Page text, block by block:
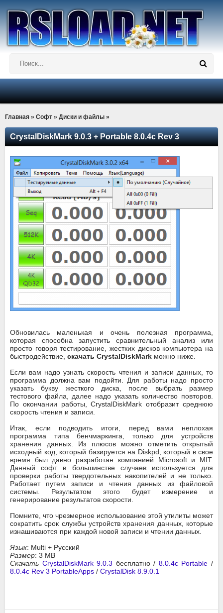
Главная » Софт » Диски и файлы »
CrystalDiskMark 9.0.3 + Portable 8.0.4c Rev 3
Обновилась маленькая и очень полезная программа,
которая способна запустить сравнительный анализ или
просто говоря тестирование, жестких дисков компьютера на
быстродействие, скачать CrystalDiskMark можно ниже.
Если вам надо узнать скорость чтения и записи данных, то
программа должна вам подойти. Для работы надо просто
указать букву жесткого диска, после выбрать размер
тестового файла, далее надо указать количество повторов.
По окончании работы, CrystalDiskMark отобразит среднюю
скорость чтения и записи.
Итак, если подводить итоги, перед вами неплохая
программа типа бенчмаркинга, только для устройств
хранения данных. Из плюсов можно отметить открытый
исходный код, который базируется на Diskpd, который в свое
время был давно разработан компанией Microsoft и MIT.
Данный софт в большинстве случаев используется для
проверки работы твердотельных накопителей и не только.
Работает путем записи и чтения данных из файловой
системы. Результатом этого будет измерение и
генерирование результатов скорости.
Помните, что чрезмерное использование этой утилиты может
сократить срок службы устройств хранения данных, которые
изнашиваются при каждой новой записи и чтении данных.
Язык: Multi + Русский
Размер: 3 MB
Скачать CrystalDiskMark 9.0.3 бесплатно / 8.0.4c Portable /
8.0.4c Rev 3 PortableApps / CrystalDisk 8.9.0.1